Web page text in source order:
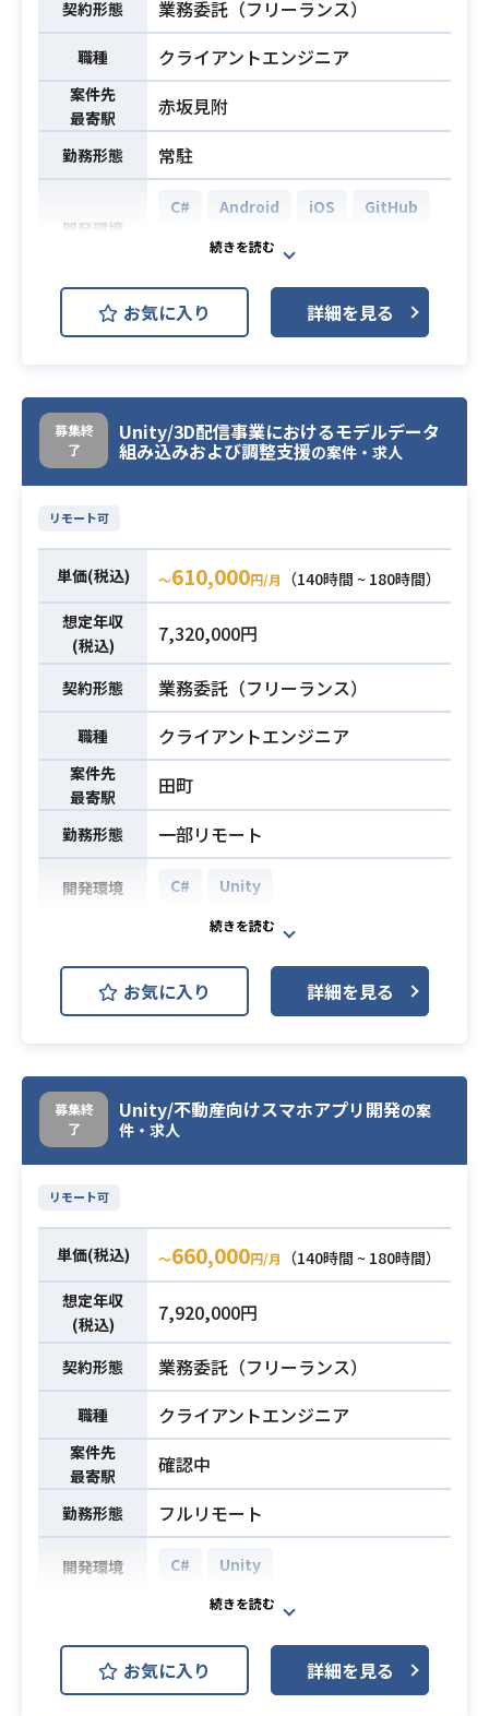
た経験
装、テスト作業
※詳細は面談時にお伝えします。
必須スキル
・Unityを用いた開発経験（2年以
上）
・詳細設計以降の開発経験
・チーム開発経験
契約形態 業務委託（フリーランス）
職種 クライアントエンジニア
案件先
最寄駅
赤坂見附
勤務形態 常駐
開発環境
C# Android iOS
GitHub
Unity
業務内容
オンラインガチャサービス開発にお
いて、Claude Code、Cursor、MCP
出体験（カード開封、レア出現、エ
フェクト、サウンド連動など）の設
計・実装、
oid）両プラットフォームでのパフォ
ーマンス最適化業務を担当していた
だきます。
言語：C#
eline、Animator、Universal Render
Pipeline (URP)
その他ツール：Unity (2022 LTS 以
降)、Particle System、VFX Graph、
CRI ADX2、Wwise、Unity Audio、
WebGL ビルド、IL2CPP、Addressa
bles、AssetBundle
GitHub、GitHub Actions、Claude、
Claude Code、Cursor、MCP ツー
ル、Datadog、Sentry、Unity Profil
必須スキル
・Unity (C#)を用いた商用プロダクト
カード演出、UIエフェクト等）
・WebGL またはモバイル (iOS/Andr
oid) 向けの Unity 開発経験
・パフォーマンス最適化の主導経験
ル）
お気に入り 詳細を見る
募集終
了
Unity/3D配信事業におけるモデルデータ
組み込みおよび調整支援の案件・求人
リモート可
単価(税込) 〜610,000円/月
（140時間 ~ 180時間）
想定年収
(税込)
7,320,000円
契約形態 業務委託（フリーランス）
職種 クライアントエンジニア
案件先
最寄駅
田町
勤務形態 一部リモート
開発環境 C# Unity
3D配信事業において、デザイナーが
UnityEditorでモデルを組み込んだ際
のトラブルシュート、
3Dデータの組み込み・インスペクタ
およびC#を用いたEditor拡張ツール
の機能実装業務を担当していただき
ます。
※詳細は面談時にお伝えいたしま
必須スキル
・Unityの実務経験3年ほど
・3Dゲーム または VTuber配信シス
テムの開発経験
・3Dモデルの表示、操作の反映、ア
ニメーション再生などに携わった経
験
お気に入り 詳細を見る
募集終
了
Unity/不動産向けスマホアプリ開発の案
件・求人
リモート可
単価(税込) 〜660,000円/月
（140時間 ~ 180時間）
想定年収
(税込)
7,920,000円
契約形態 業務委託（フリーランス）
職種 クライアントエンジニア
案件先
最寄駅
確認中
勤務形態 フルリモート
開発環境 C# Unity
様々なプロダクトで必要となるAIコ
ンシェルジュ（3Dキャラクター）の
実装を行うプロジェクトです。
一例としてアバターを使って内見が
お気に入り 詳細を見る